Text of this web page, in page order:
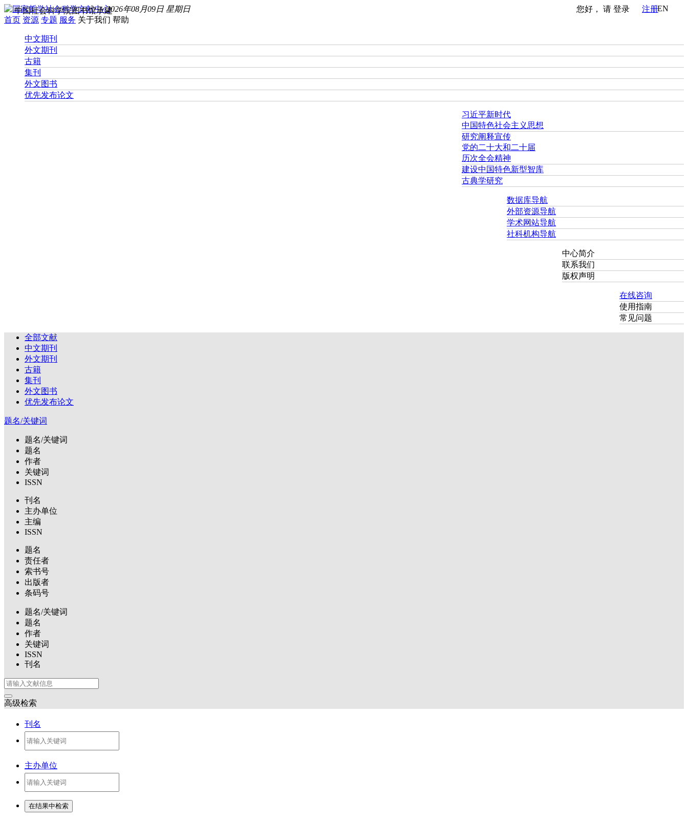
您好， 请 登录 注册EN
2026年08月09日 星期日
中国社会科学院图书馆承建
首页 资源 专题 服务 关于我们 帮助
中文期刊
外文期刊
古籍
集刊
外文图书
优先发布论文
习近平新时代
中国特色社会主义思想
研究阐释宣传
党的二十大和二十届
历次全会精神
建设中国特色新型智库
古典学研究
数据库导航
外部资源导航
学术网站导航
社科机构导航
中心简介
联系我们
版权声明
在线咨询
使用指南
常见问题
全部文献
中文期刊
外文期刊
古籍
集刊
外文图书
优先发布论文
题名/关键词
题名/关键词
题名
作者
关键词
ISSN
刊名
主办单位
主编
ISSN
题名
责任者
索书号
出版者
条码号
题名/关键词
题名
作者
关键词
ISSN
刊名
高级检索
刊名
主办单位